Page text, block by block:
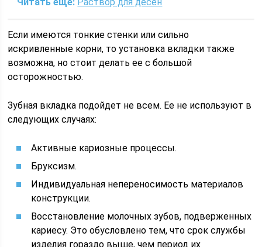
Если имеются тонкие стенки или сильно
искривленные корни, то установка вкладки также
возможна, но стоит делать ее с большой
осторожностью.
Зубная вкладка подойдет не всем. Ее не используют в
следующих случаях:
Активные кариозные процессы.
Бруксизм.
Индивидуальная непереносимость материалов
конструкции.
Восстановление молочных зубов, подверженных
кариесу. Это обусловлено тем, что срок службы
изделия гораздо выше, чем период их